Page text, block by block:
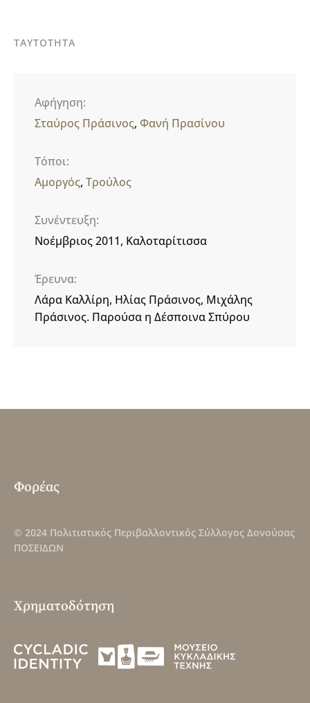
ΤΑΥΤΟΤΗΤΑ
Αφήγηση
Σταύρος Πράσινος Φανή Πρασίνου
Τόποι
Αμοργός Τρούλος
Συνέντευξη
Νοέμβριος 2011, Καλοταρίτισσα
Έρευνα
Λάρα Καλλίρη, Ηλίας Πράσινος, Μιχάλης
Πράσινος. Παρούσα η Δέσποινα Σπύρου
Φορέας
© 2024 Πολιτιστικός Περιβαλλοντικός Σύλλογος Δονούσας
ΠΟΣΕΙΔΩΝ
Χρηματοδότηση